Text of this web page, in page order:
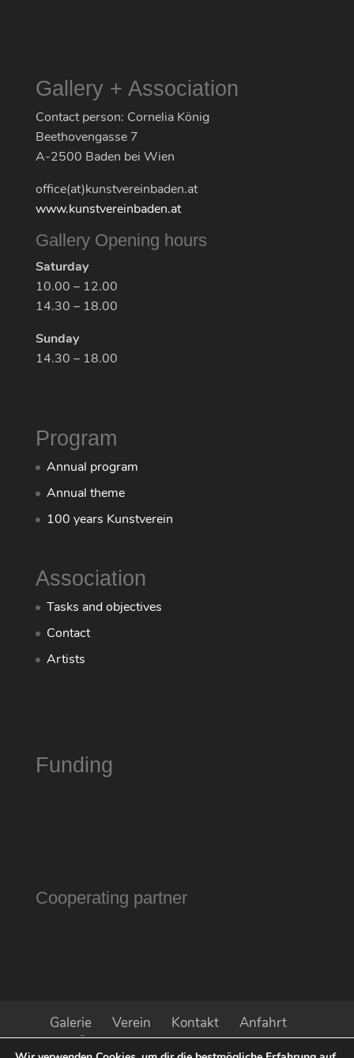
Gallery + Association
Contact person: Cornelia König
Beethovengasse 7
A-2500 Baden bei Wien
office(at)kunstvereinbaden.at
www.kunstvereinbaden.at
Gallery Opening hours
Saturday
10.00 – 12.00
14.30 – 18.00
Sunday
14.30 – 18.00
Program
Annual program
Annual theme
100 years Kunstverein
Association
Tasks and objectives
Contact
Artists
Funding
Cooperating partner
Galerie Verein Kontakt
Anfahrt
Öffnungszeiten
Impressum